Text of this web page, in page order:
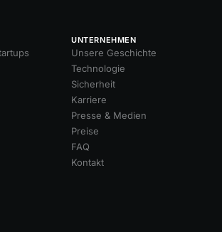
UNTERNEHMEN
Unsere Geschichte
Technologie
Sicherheit
Karriere
Presse & Medien
Preise
FAQ
Kontakt